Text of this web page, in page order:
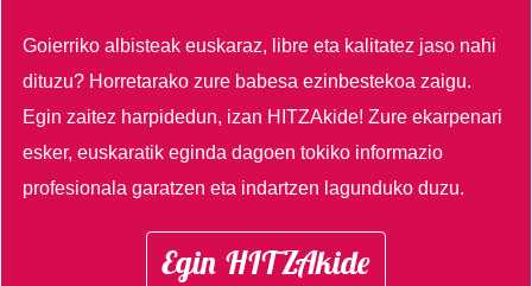
Goierriko albisteak euskaraz, libre eta kalitatez jaso nahi
dituzu? Horretarako zure babesa ezinbestekoa zaigu.
Egin zaitez harpidedun, izan HITZAkide!Zure ekarpenari
esker, euskaratik eginda dagoen tokiko informazio
profesionala garatzen eta indartzen lagunduko duzu.
Egin HITZAkide